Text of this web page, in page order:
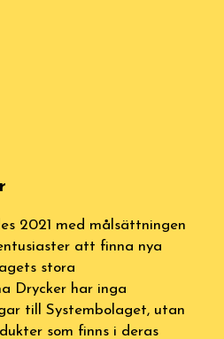
2021 med målsättningen
att finna nya
stora
Drycker har inga
till Systembolaget, utan
som finns i deras